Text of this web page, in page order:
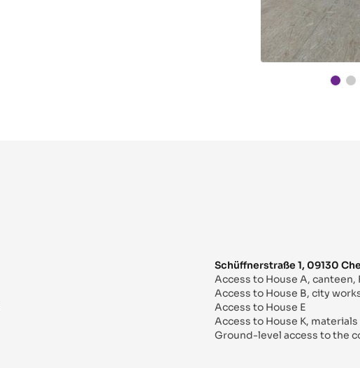
Schüffnerstraße 1, 09130
Access to House A, canteen,
Access to House B, city
Access to House E
Access to House K,
Ground-level access to the